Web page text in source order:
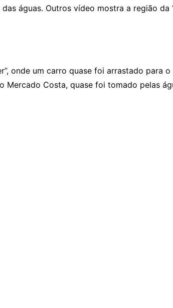
águas. Outros vídeo mostra a região da
onde um carro quase foi arrastado para
Mercado Costa, quase foi tomado pelas